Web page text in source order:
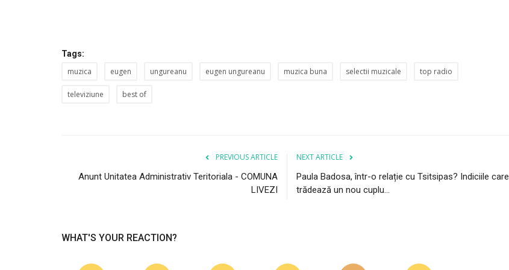
Tags:
muzica eugen ungureanu eugen ungureanu muzica buna selectii muzicale top radio
televiziune best of
PREVIOUS ARTICLE
Anunt Unitatea Administrativ Teritoriala - COMUNA
LIVEZI
NEXT ARTICLE
Paula Badosa, într-o relație cu Tsitsipas? Indiciile care
trădează un nou cuplu...
WHAT'S YOUR REACTION?